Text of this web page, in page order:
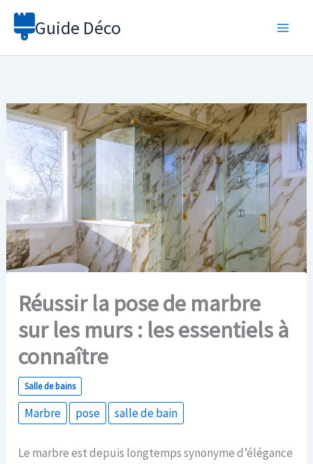
Aller
Guide Déco
Réussir la pose de marbre
sur les murs : les essentiels à
connaître
Salle de bains
Marbre pose salle de bain
Le marbre est depuis longtemps synonyme d’élégance